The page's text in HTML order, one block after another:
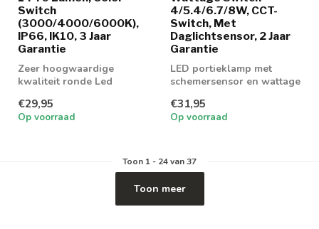
Switch
(3000/4000/6000K),
IP66, IK10, 3 Jaar
Garantie
Zeer hoogwaardige
kwaliteit ronde Led
instelbaar in 3 lichtkl...
€29,95
Op voorraad
4/5.4/6.7/8W, CCT-
Switch, Met
Daglichtsensor, 2 Jaar
Garantie
LED portieklamp met
schemersensor en wattage
€31,95
Op voorraad
Toon 1- 24van 37
Toon meer